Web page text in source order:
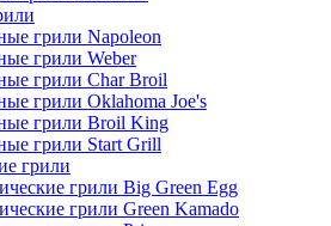
грили Napoleon
грили Weber
грили Char Broil
грили Oklahoma Joe's
грили Broil King
грили Start Grill
грили
грили Big Green Egg
грили Green Kamado